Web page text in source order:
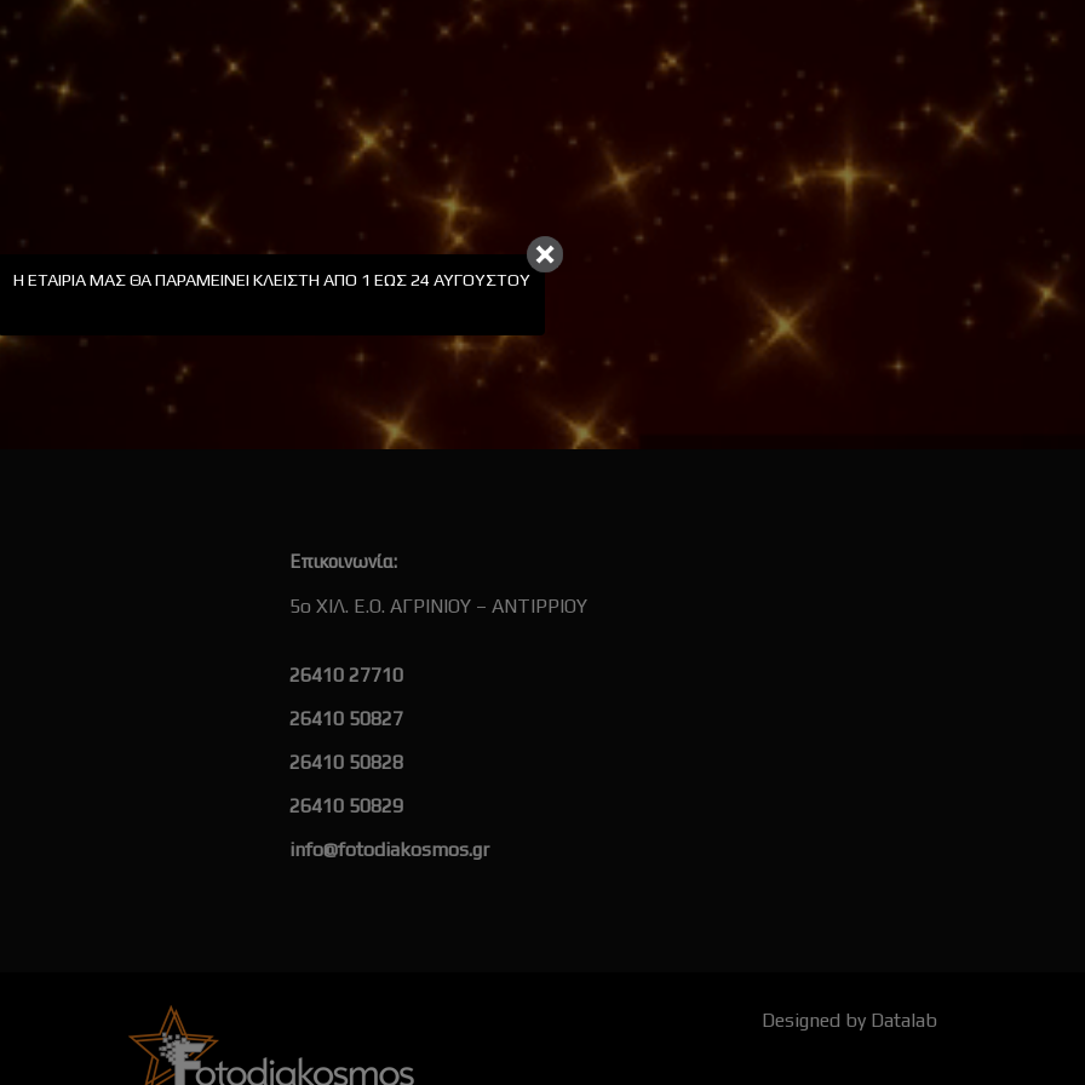
ΧΑΡΑΞΗ
Επικοινωνία:
5ο ΧΙΛ. Ε.Ο. ΑΓΡΙΝΙΟΥ – ΑΝΤΙΡΡΙΟΥ
26410 27710
26410 50827
26410 50828
26410 50829
info@fotodiakosmos.gr
Designed by Datalab
Η ΕΤΑΙΡΊΑ ΜΑΣ ΘΑ ΠΑΡΑΜΕΊΝΕΙ ΚΛΕΙΣΤΉ ΑΠΟ 1 ΕΩΣ 24 ΑΥΓΟΎΣΤΟΥ